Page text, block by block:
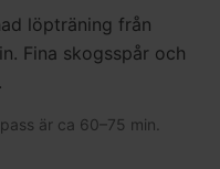
löpträning från
Fina skogsspår och
är ca 60–75 min.